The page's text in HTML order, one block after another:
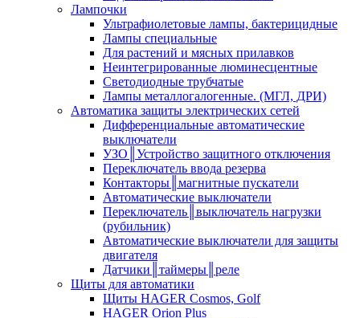
Лампочки
Ультрафиолетовые лампы, бактерицидные
Лампы специальные
Для растений и мясных прилавков
Неинтегрированные люминесцентные
Светодиодные трубчатые
Лампы металлогалогенные. (МГЛ, ДРИ)
Автоматика защиты электрических сетей
Дифференциальные автоматические
выключатели
УЗО║Устройство защитного отключения
Переключатель ввода резерва
Контакторы║магнитные пускатели
Автоматические выключатели
Переключатель║выключатель нагрузки
(рубильник)
Автоматические выключатели для защиты
двигателя
Датчики║таймеры║реле
Щиты для автоматики
Щиты HAGER Cosmos, Golf
HAGER Orion Plus